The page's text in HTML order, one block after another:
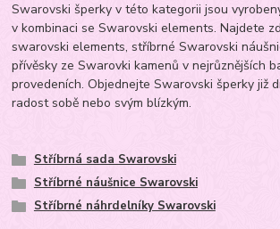
Swarovski šperky v této kategorii jsou
v kombinaci se Swarovski elements. Najdete
swarovski elements, stříbrné Swarovski
přívěsky ze Swarovki kamenů v nejrůznějších
provedeních. Objednejte Swarovski šperky již
radost sobě nebo svým blízkým.
Stříbrná sada Swarovski
Stříbrné náušnice Swarovski
Stříbrné náhrdelníky Swarovski